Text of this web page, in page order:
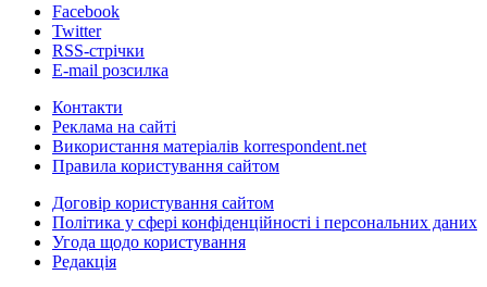
Facebook
Twitter
RSS-стрічки
E-mail розсилка
Контакти
Реклама на сайті
Використання матеріалів korrespondent.net
Правила користування сайтом
Договір користування сайтом
Політика у сфері конфіденційності і персональних даних
Угода щодо користування
Редакція